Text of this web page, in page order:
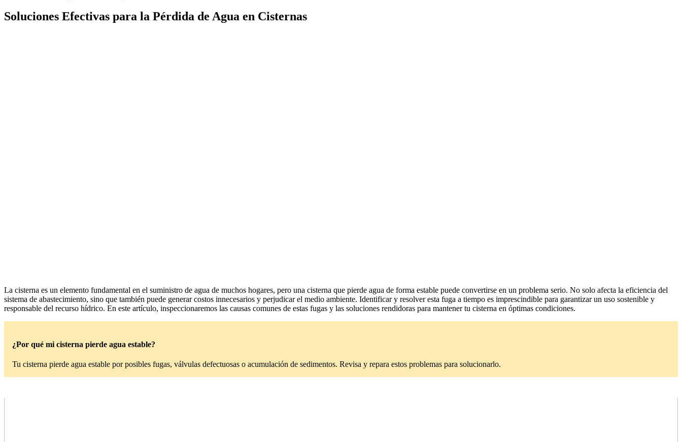
Soluciones Efectivas para la Pérdida de Agua en Cisternas
La cisterna es un elemento fundamental en el suministro de agua de muchos hogares, pero una cisterna que pierde agua de forma estable puede convertirse en un problema serio. No solo afecta la eficiencia del
sistema de abastecimiento, sino que también puede generar costos innecesarios y perjudicar el medio ambiente. Identificar y resolver esta fuga a tiempo es imprescindible para garantizar un uso sostenible y
responsable del recurso hídrico. En este artículo, inspeccionaremos las causas comunes de estas fugas y las soluciones rendidoras para mantener tu cisterna en óptimas condiciones.
¿Por qué mi cisterna pierde agua estable?
Tu cisterna pierde agua estable por posibles fugas, válvulas defectuosas o acumulación de sedimentos. Revisa y repara estos problemas para solucionarlo.